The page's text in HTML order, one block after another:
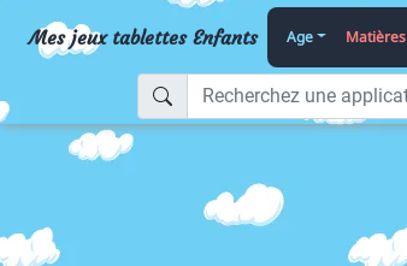
Mes jeux tablettes Enfants Age Matières